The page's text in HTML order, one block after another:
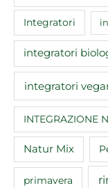
Integratori
integratori
integratori
INTEGRAZIONE
Natur Mix
primavera